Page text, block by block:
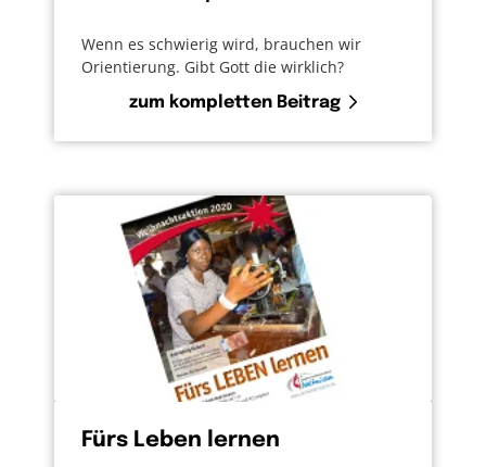
Wenn es schwierig wird, brauchen wir
Orientierung. Gibt Gott die wirklich?
zum kompletten Beitrag
Fürs Leben lernen